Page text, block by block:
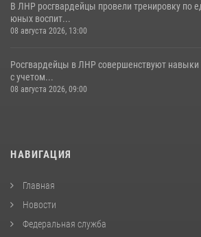
В ЛНР росгвардейцы провели тренировку по
юных воспит...
08 августа 2026, 13:00
Росгвардейцы в ЛНР совершенствуют
с учетом...
08 августа 2026, 09:00
НАВИГАЦИЯ
Главная
Новости
Федеральная служба